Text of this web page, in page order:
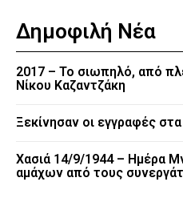
Δημοφιλή Νέα
2017 – Το σιωπηλό, από
Νίκου Καζαντζάκη
Ξεκίνησαν οι εγγραφές
Χασιά 14/9/1944 – Ημέρα
αμάχων από τους